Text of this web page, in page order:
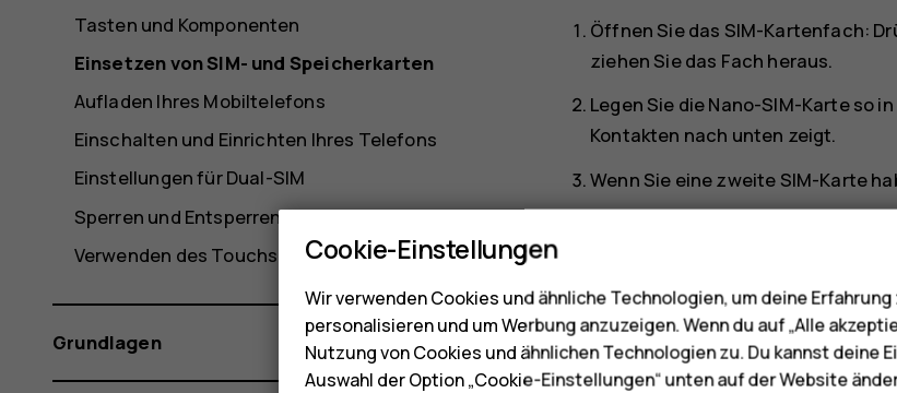
Öffnen Sie das SIM-Kartenfach:
ziehen Sie das Fach heraus.
Legen Sie die Nano-SIM-Karte so
Kontakten nach unten zeigt.
Wenn Sie eine zweite SIM-Karte
Wenn Sie eine Speicherkarte
Tipp:Verwenden Sie eine
bekannten Herstellers.
Tasten und Komponenten
Einsetzen von SIM- und Speicherkarten
Aufladen Ihres Mobiltelefons
Einschalten und Einrichten Ihres Telefons
Einstellungen für Dual-SIM
Sperren und Entsperren Ihres Mobiltelefons
Verwenden des Touchscreens
Grundlagen
Cookie-Einstellungen
Wir verwenden Cookies und ähnliche Technologien, um deine
personalisieren und um Werbung anzuzeigen. Wenn du auf „Alle
Nutzung von Cookies und ähnlichen Technologien zu. Du kannst deine
Auswahl der Option „Cookie-Einstellungen“ unten auf der Website